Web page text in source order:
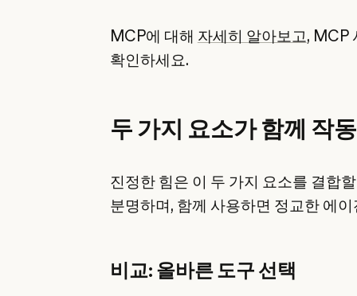
MCP에 대해 자세히 알아보고, MCP
확인하세요.
두 가지 요소가 함께 작
진정한 힘은 이 두 가지 요소를 결합
분명하며, 함께 사용하면 정교한 에
비교: 올바른 도구 선택